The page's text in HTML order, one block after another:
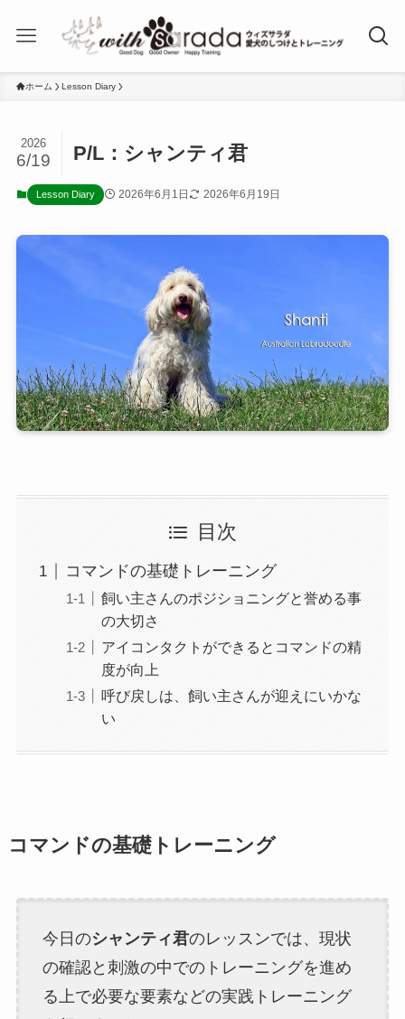
ホーム Lesson Diary
P/L：シャンティ君
2026
6/19
Lesson Diary 2026年6月1日 2026年6月19日
目次
コマンドの基礎トレーニング
飼い主さんのポジショニングと誉める事
の大切さ
アイコンタクトができるとコマンドの精
度が向上
呼び戻しは、飼い主さんが迎えにいかな
い
コマンドの基礎トレーニング
今日のシャンティ君のレッスンでは、現状
の確認と刺激の中でのトレーニングを進め
る上で必要な要素などの実践トレーニング